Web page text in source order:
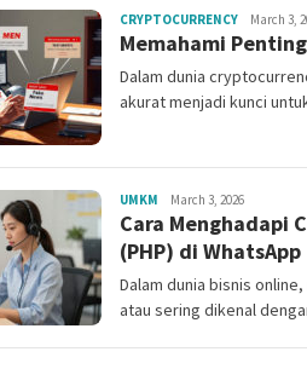
CRYPTOCURRENCYMala
Citraning
March 3,
Memahami
Dalam dunia
akurat menjadi kunci
UMKM Mala
Citraning
March 3, 2026
Cara Menghadapi
(PHP) di WhatsApp
Dalam dunia bisnis
atau sering dikenal